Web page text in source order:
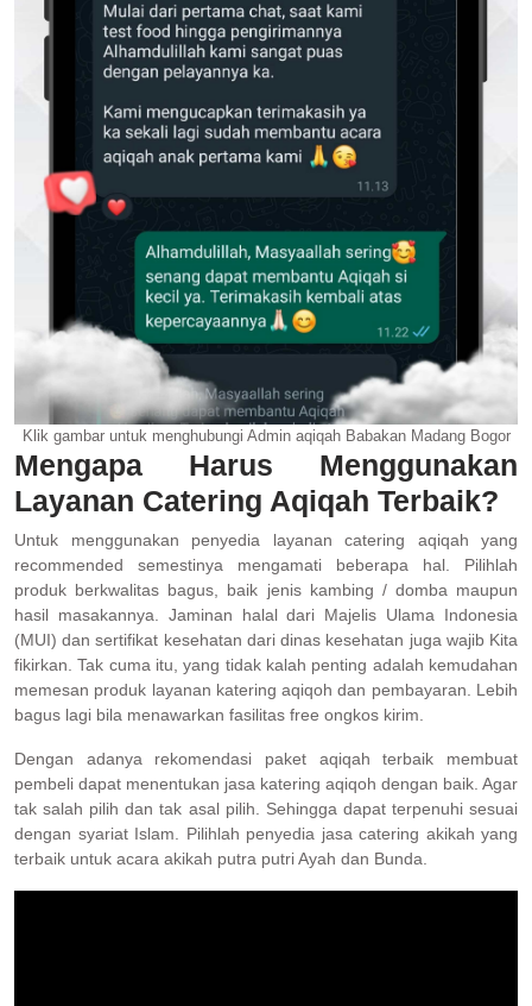
Klik gambar untuk menghubungi Admin aqiqah Babakan Madang Bogor
Mengapa Harus Menggunakan
Layanan Catering Aqiqah Terbaik?
Untuk menggunakan penyedia layanan catering aqiqah yang
recommended semestinya mengamati beberapa hal. Pilihlah
produk berkwalitas bagus, baik jenis kambing / domba maupun
hasil masakannya. Jaminan halal dari Majelis Ulama Indonesia
(MUI) dan sertifikat kesehatan dari dinas kesehatan juga wajib Kita
fikirkan. Tak cuma itu, yang tidak kalah penting adalah kemudahan
memesan produk layanan katering aqiqoh dan pembayaran. Lebih
bagus lagi bila menawarkan fasilitas free ongkos kirim.
Dengan adanya rekomendasi paket aqiqah terbaik membuat
pembeli dapat menentukan jasa katering aqiqoh dengan baik. Agar
tak salah pilih dan tak asal pilih. Sehingga dapat terpenuhi sesuai
dengan syariat Islam. Pilihlah penyedia jasa catering akikah yang
terbaik untuk acara akikah putra putri Ayah dan Bunda.